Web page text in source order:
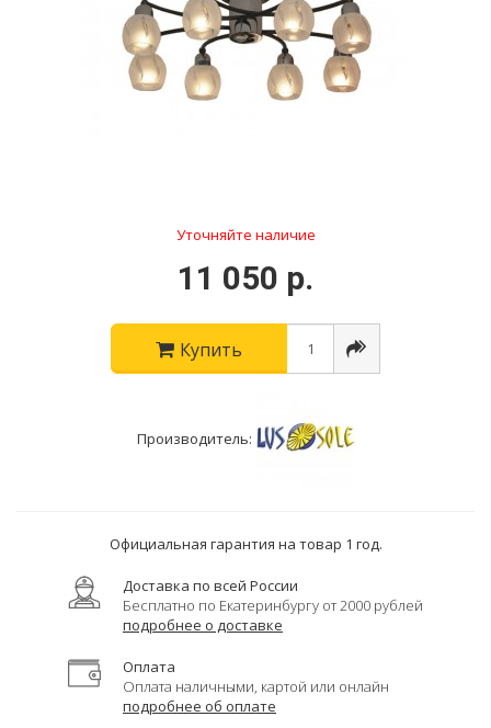
Уточняйте наличие
11 050 р.
Купить
Производитель:
Официальная гарантия на товар 1 год.
Доставка по всей России
Бесплатно по Екатеринбургу от 2000 рублей
подробнее о доставке
Оплата
Оплата наличными, картой или онлайн
подробнее об оплате